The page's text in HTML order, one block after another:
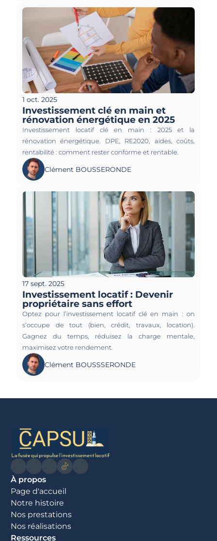
1 oct. 2025
Investissement clé en main et
rénovation énergétique en 2025
Investissement locatif clé en main : 2025 et la
rénovation énergétique. DPE, RE2020, aides, coûts,
rentabilité : comment rester conforme et rentable.
Clément BOUSSERONDE
17 sept. 2025
Investissement locatif : Devenir
propriétaire sans effort
Optez pour l’investissement locatif clé en main : on
s’occupe de tout (bien, crédit, travaux, location).
Gagnez du temps, réduisez la charge mentale,
maximisez votre rendement.
Clément BOUSSSERONDE
À propos
Page d'accueil
Notre histoire
Nos réalisations
Nos prestations
Ressources